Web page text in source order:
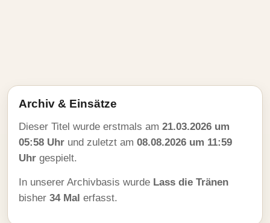
Archiv & Einsätze
Dieser Titel wurde erstmals am 21.03.2026 um
05:58 Uhr und zuletzt am 08.08.2026 um 11:59
Uhr gespielt.
In unserer Archivbasis wurde Lass die Tränen
bisher 34 Mal erfasst.